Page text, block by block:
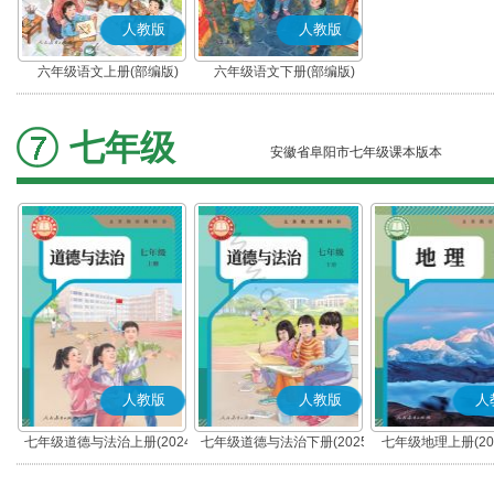
人教版
六年级语文上册(部编版)
人教版
六年级语文下册(部编版)
七年级 安徽省阜阳市七年级课本版本
人教版
七年级道德与法治上册(2024
秋版)(部编版)
人教版
七年级道德与法治下册(2025
春版)(部编版)
人
七年级地理上册